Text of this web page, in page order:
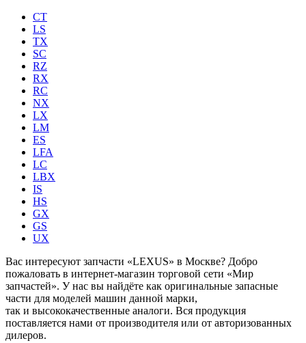
CT
LS
TX
SC
RZ
RX
RC
NX
LX
LM
ES
LFA
LC
LBX
IS
HS
GX
GS
UX
Вас интересуют запчасти «LEXUS» в Москве? Добро
пожаловать в интернет-магазин торговой сети «Мир
запчастей». У нас вы найдёте как оригинальные запасные
части для моделей машин данной марки,
так и высококачественные аналоги. Вся продукция
поставляется нами от производителя или от авторизованных
дилеров.